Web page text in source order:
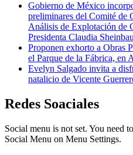
Gobierno de México
preliminares del Comité de
Análisis de Explotación de
Presidenta Claudia
Proponen exhorto a Obras
el Parque de la Fábrica, en
Evelyn Salgado invita a
natalicio de Vicente
Redes Soaciales
Social menu is not set. You need
Social Menu on Menu Settings.